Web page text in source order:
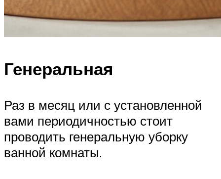
Генеральная
Раз в месяц или с установленной
вами периодичностью стоит
проводить генеральную уборку
ванной комнаты.